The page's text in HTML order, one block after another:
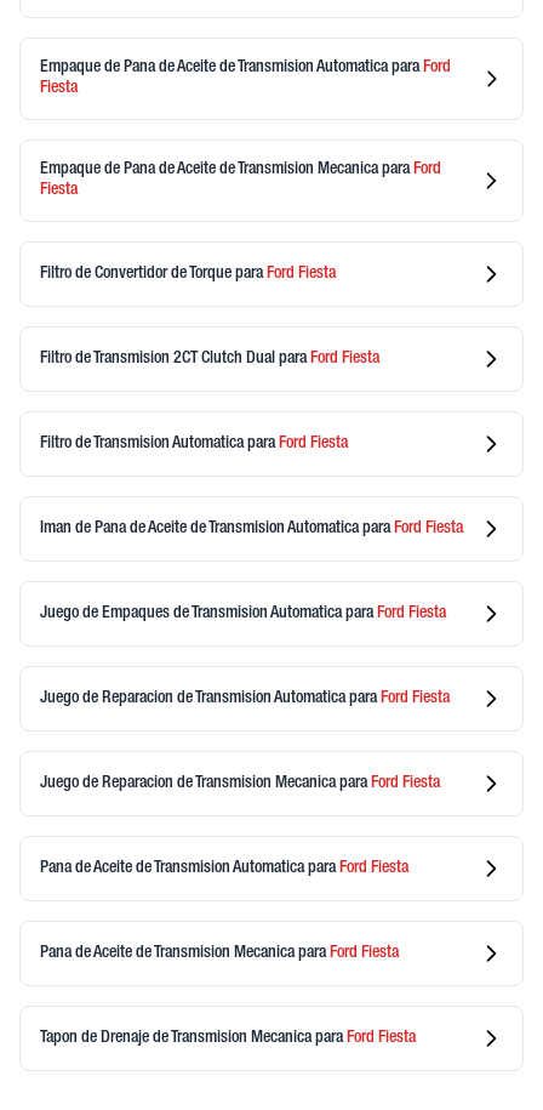
Empaque de Pana de Aceite de Transmision Automatica paraFord
Fiesta
Empaque de Pana de Aceite de Transmision Mecanica paraFord
Fiesta
Filtro de Convertidor de Torque para Ford Fiesta
Filtro de Transmision 2CT Clutch Dual para Ford Fiesta
Filtro de Transmision Automaticapara Ford Fiesta
Iman de Pana de Aceite de Transmision Automaticapara Ford Fiesta
Juego de Empaques de Transmision Automaticapara Ford Fiesta
Juego de Reparacion de Transmision Automaticapara Ford Fiesta
Juego de Reparacion de Transmision Mecanicapara Ford Fiesta
Pana de Aceite de Transmision Automaticapara Ford Fiesta
Pana de Aceite de Transmision Mecanicapara Ford Fiesta
Tapon de Drenaje de Transmision Mecanicapara Ford Fiesta